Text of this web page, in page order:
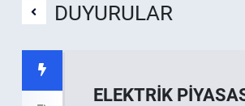
DUYURULAR
ELEKTRİK